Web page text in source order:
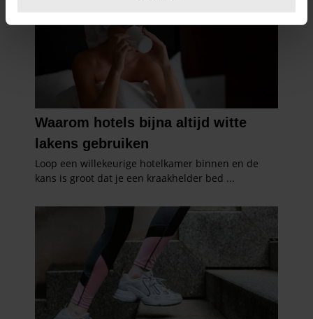
intrekken in de Cookieverklaring.
We gebruiken cookies om content en advertenties te
personaliseren, om functies voor social media te bieden
en om ons websiteverkeer te analyseren. Ook delen we
informatie over uw gebruik van onze site met onze
partners voor social media, adverteren en analyse. Deze
partners kunnen deze gegevens combineren met andere
informatie die u aan ze heeft verstrekt of die ze hebben
verzameld op basis van uw gebruik van hun services. U
gebruiken.